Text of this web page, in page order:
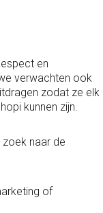
en
verwachten ook
zodat ze elk
kunnen zijn.
naar de
of